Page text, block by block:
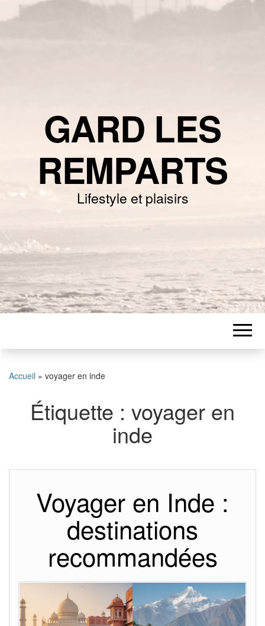
GARD LES
REMPARTS
Lifestyle et plaisirs
Accueil » voyager en inde
Étiquette : voyager en
inde
Voyager en Inde :
destinations
recommandées